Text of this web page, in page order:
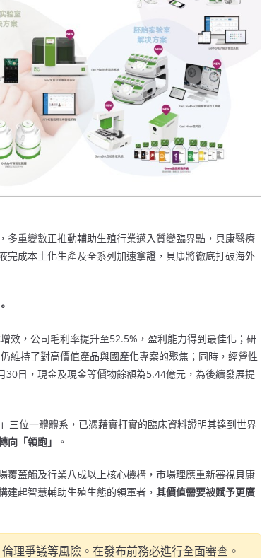
重變數正推動輔助生殖行業邁入質變臨界點，貝康醫療
完成本土化生產及全系列加速拿證，貝康將徹底打破海外
效，公司毛利率提升至52.5%，盈利能力得到最佳化；研
維持了對高價值產品與國產化專案的聚焦；同時，經營性
日，現金及現金等價物餘額為5.44億元，為後續發展提
三位一體體系，已憑藉實打實的臨床資料證明其達到世界
向「領跑」。
覆蓋觸及行業八成以上核心機構，市場理應重新審視貝康
起智慧輔助生殖生態的領軍者， 其價值需要被賦予更廣
理爭議等風險。在發布前務必進行全面審查。